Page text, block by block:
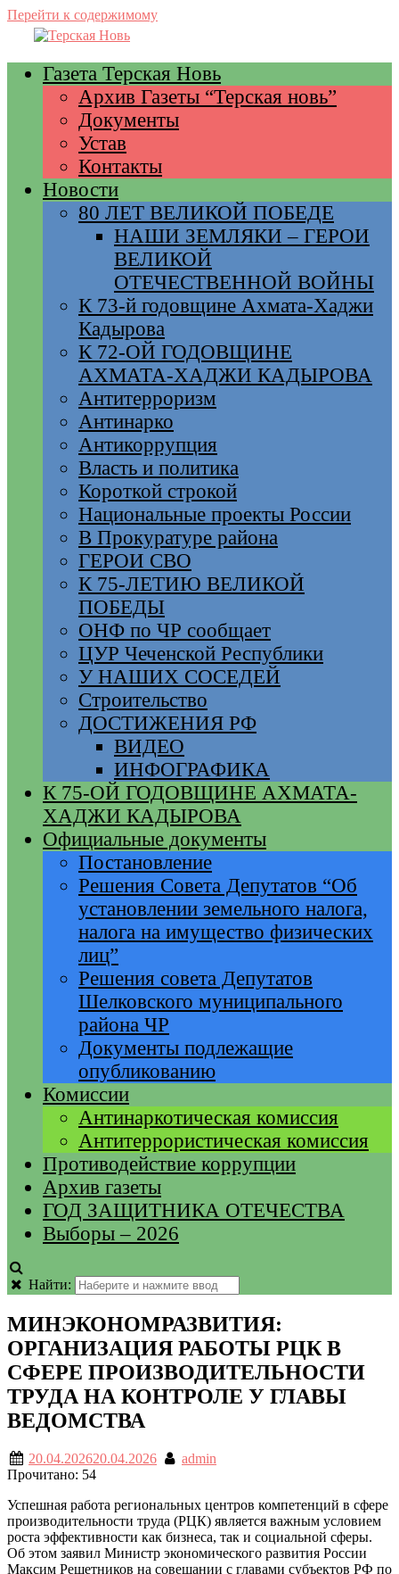
Перейти к содержимому
Газета Терская Новь
Архив Газеты “Терская новь”
Документы
Устав
Контакты
Новости
80 ЛЕТ ВЕЛИКОЙ ПОБЕДЕ
НАШИ ЗЕМЛЯКИ – ГЕРОИ
ВЕЛИКОЙ
ОТЕЧЕСТВЕННОЙ ВОЙНЫ
К 73-й годовщине Ахмата-Хаджи
Кадырова
К 72-ОЙ ГОДОВЩИНЕ
АХМАТА-ХАДЖИ КАДЫРОВА
Антитерроризм
Антинарко
Антикоррупция
Власть и политика
Короткой строкой
Национальные проекты России
В Прокуратуре района
ГЕРОИ СВО
К 75-ЛЕТИЮ ВЕЛИКОЙ
ПОБЕДЫ
ОНФ по ЧР сообщает
ЦУР Чеченской Республики
У НАШИХ СОСЕДЕЙ
Строительство
ДОСТИЖЕНИЯ РФ
ВИДЕО
ИНФОГРАФИКА
К 75-ОЙ ГОДОВЩИНЕ АХМАТА-
ХАДЖИ КАДЫРОВА
Официальные документы
Постановление
Решения Совета Депутатов “Об
установлении земельного налога,
налога на имущество физических
лиц”
Решения совета Депутатов
Шелковского муниципального
района ЧР
Документы подлежащие
опубликованию
Комиссии
Антинаркотическая комиссия
Антитеррористическая комиссия
Противодействие коррупции
Архив газеты
ГОД ЗАЩИТНИКА ОТЕЧЕСТВА
Выборы – 2026
Найти:
МИНЭКОНОМРАЗВИТИЯ:
ОРГАНИЗАЦИЯ РАБОТЫ РЦК В
СФЕРЕ ПРОИЗВОДИТЕЛЬНОСТИ
ТРУДА НА КОНТРОЛЕ У ГЛАВЫ
ВЕДОМСТВА
20.04.202620.04.2026
admin
Прочитано: 54
Успешная работа региональных центров компетенций в сфере
производительности труда (РЦК) является важным условием
роста эффективности как бизнеса, так и социальной сферы.
Об этом заявил Министр экономического развития России
Максим Решетников на совещании с главами субъектов РФ по